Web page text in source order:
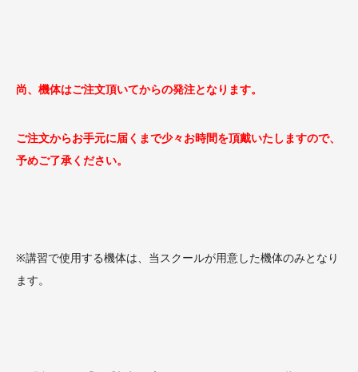
尚、機体はご注文頂いてからの発注となります。
ご注文からお手元に届くまで少々お時間を頂戴いたしますので、
予めご了承ください。
※講習で使用する機体は、当スクールが用意した機体のみとなり
ます。